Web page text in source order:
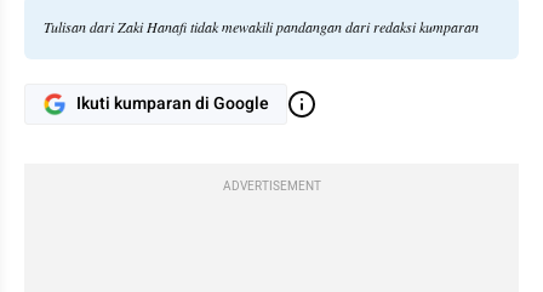
Tulisan dari Zaki Hanafi tidak mewakili pandangan dari redaksi kumparan
Ikuti kumparan di Google
ADVERTISEMENT